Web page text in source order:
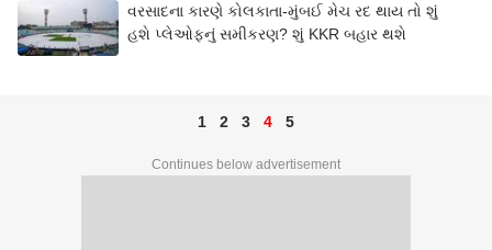
વરસાદના કારણે કોલકાતા-મુંબઈ મેચ રદ થાય તો શું
હશે પ્લેઓફનું સમીકરણ? શું KKR બહાર થશે
1 2 3 4 5
Continues below advertisement